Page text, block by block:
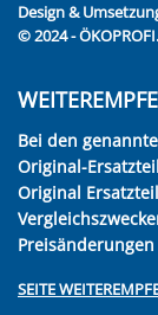
Design &
© 2024 -
Bei den
Original-
Original
SEITE